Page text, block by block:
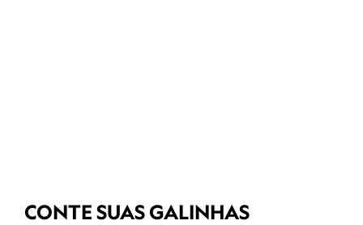
CONTE SUAS GALINHAS